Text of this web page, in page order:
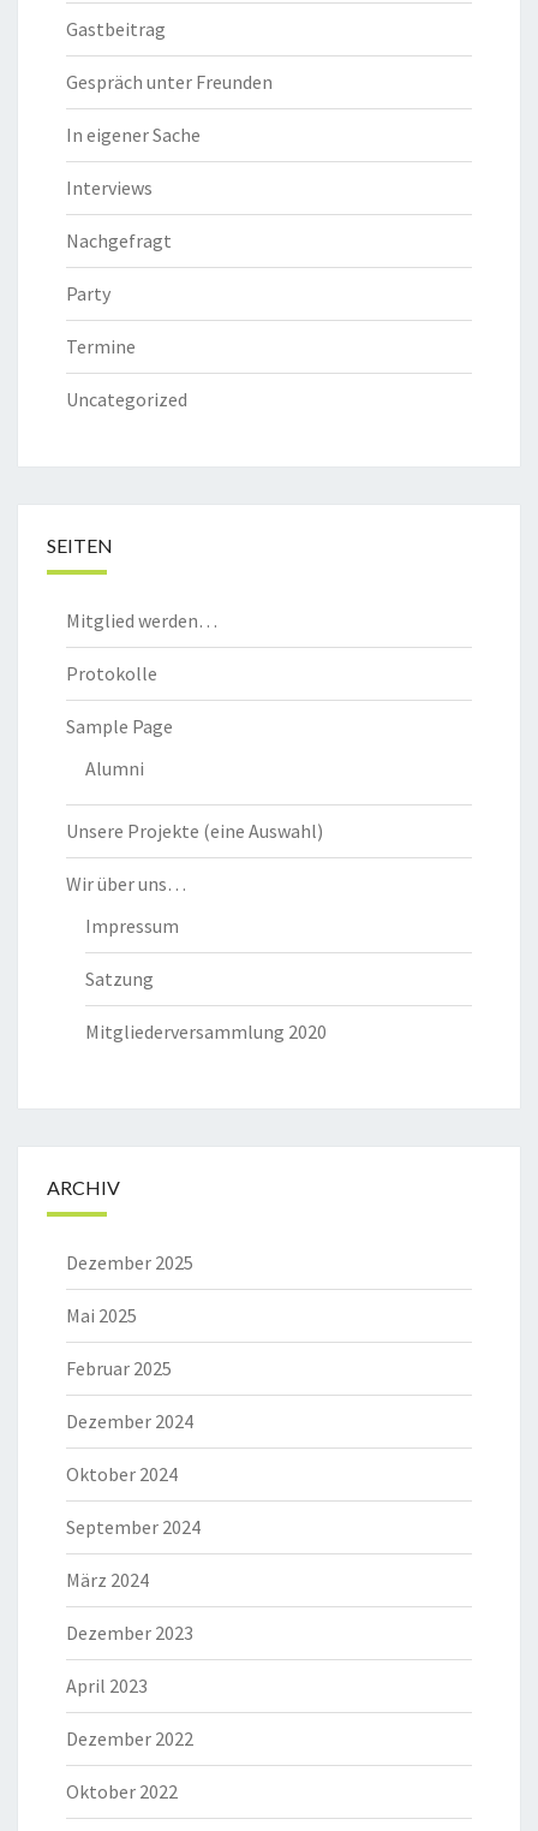
Gastbeitrag
Gespräch unter Freunden
In eigener Sache
Interviews
Nachgefragt
Party
Termine
Uncategorized
SEITEN
Mitglied werden…
Protokolle
Sample Page
Alumni
Unsere Projekte (eine Auswahl)
Wir über uns…
Impressum
Satzung
Mitgliederversammlung 2020
ARCHIV
Dezember 2025
Mai 2025
Februar 2025
Dezember 2024
Oktober 2024
September 2024
März 2024
Dezember 2023
April 2023
Dezember 2022
Oktober 2022